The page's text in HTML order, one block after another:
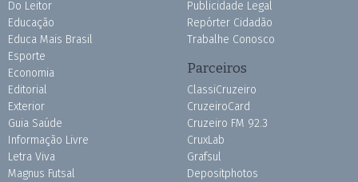
Do Leitor
Educação
Educa Mais Brasil
Esporte
Economia
Editorial
Exterior
Guia Saúde
Informação Livre
Letra Viva
Magnus Futsal
Publicidade Legal
Repórter Cidadão
Trabalhe Conosco
Parceiros
ClassiCruzeiro
CruzeiroCard
Cruzeiro FM 92.3
CruxLab
Grafsul
Depositphotos